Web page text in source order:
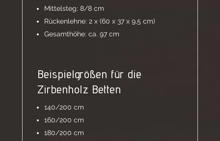
Mittelsteg: 8/8 cm
Rückenlehne: 2 x (60 x 37 x 9,5 cm)
Gesamthöhe: ca. 97 cm
Beispielgrößen für die
Zirbenholz Betten
140/200 cm
160/200 cm
180/200 cm